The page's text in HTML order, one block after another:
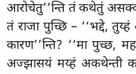
आरोचेतु’’न्ति तं कथेतुं
तं राजा पुच्छि – ‘‘भद्दे,
कारण’’न्ति? ‘‘मा पुच्छ,
अज्झासयं मय्हं अकथेन्ती